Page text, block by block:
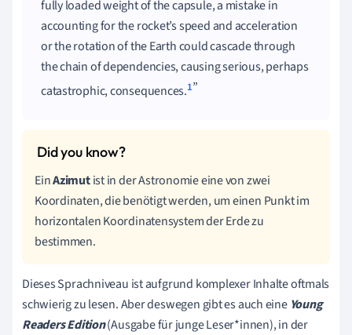
fully loaded weight of the capsule, a mistake in
accounting for the rocket’s speed and acceleration
or the rotation of the Earth could cascade through
the chain of dependencies, causing serious, perhaps
catastrophic, consequences.1
EinAzimutist in der Astronomie eine von zwei
Koordinaten, die benötigt werden, um einen Punkt im
horizontalen Koordinatensystem der Erde zu
bestimmen.
Dieses Sprachniveau ist aufgrund komplexer Inhalte oftmals
schwierig zu lesen. Aber deswegen gibt es auch eine Young
Readers Edition(Ausgabe für junge Leser*innen), in der